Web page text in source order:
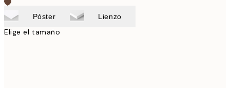
Póster Lienzo
Elige el tamaño